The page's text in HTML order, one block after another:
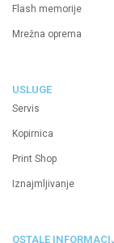
Flash memorije
Mrežna oprema
USLUGE
Servis
Kopirnica
Print Shop
Iznajmljivanje
OSTALE